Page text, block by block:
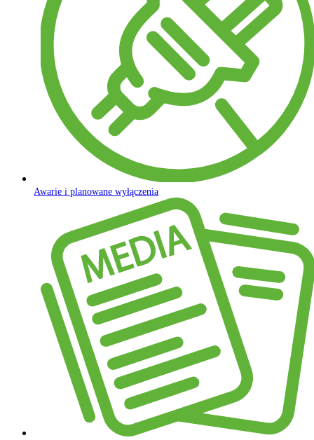
Awarie i planowane wyłączenia